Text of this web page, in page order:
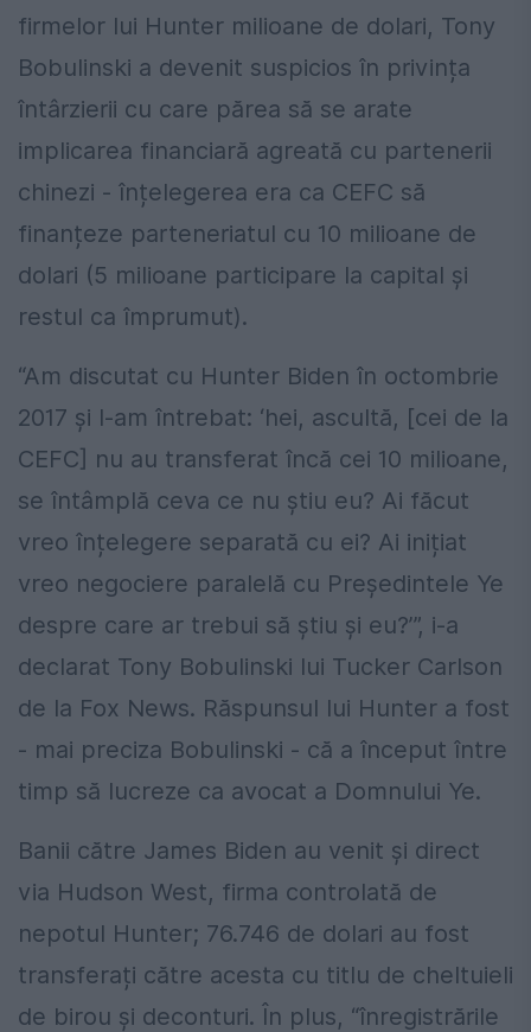
firmelor lui Hunter milioane de dolari, Tony
Bobulinski a devenit suspicios în privința
întârzierii cu care părea să se arate
implicarea financiară agreată cu partenerii
chinezi - înțelegerea era ca CEFC să
finanțeze parteneriatul cu 10 milioane de
dolari (5 milioane participare la capital și
restul ca împrumut).
“Am discutat cu Hunter Biden în octombrie
2017 și l-am întrebat: ‘hei, ascultă, [cei de la
CEFC] nu au transferat încă cei 10 milioane,
se întâmplă ceva ce nu știu eu? Ai făcut
vreo înțelegere separată cu ei? Ai inițiat
vreo negociere paralelă cu Președintele Ye
despre care ar trebui să știu și eu?’”, i-a
declarat Tony Bobulinski lui Tucker Carlson
de la Fox News. Răspunsul lui Hunter a fost
- mai preciza Bobulinski - că a început între
timp să lucreze ca avocat a Domnului Ye.
Banii către James Biden au venit și direct
via Hudson West, firma controlată de
nepotul Hunter; 76.746 de dolari au fost
transferați către acesta cu titlu de cheltuieli
de birou și deconturi. În plus, “înregistrările